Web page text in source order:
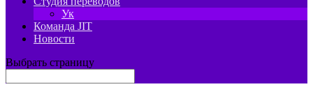
Ук
Команда JIT
Новости
Выбрать страницу